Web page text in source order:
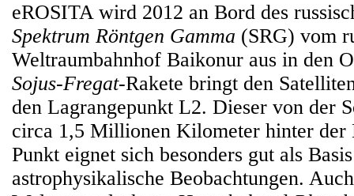
eROSITA wird 2012 an Bord des
Spektrum Röntgen Gamma (SRG) vom
Weltraumbahnhof Baikonur aus in den
Sojus-Fregat-Rakete bringt den
den Lagrangepunkt L2. Dieser von der
circa 1,5 Millionen Kilometer hinter der
Punkt eignet sich besonders gut als
astrophysikalische Beobachtungen.